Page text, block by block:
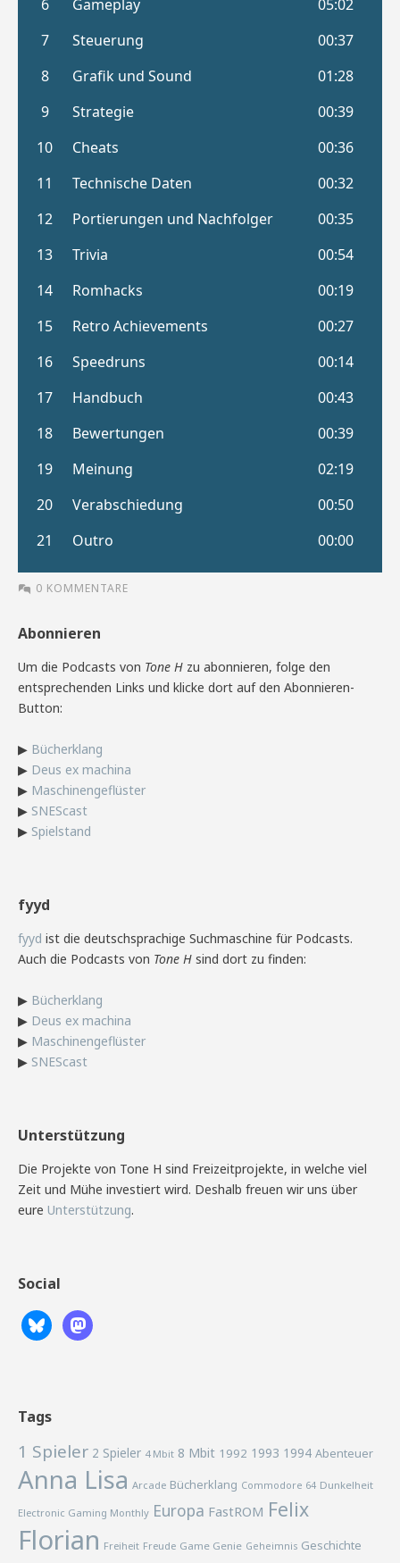
0 KOMMENTARE
Abonnieren
Um die Podcasts von Tone H zu abonnieren, folge den
entsprechenden Links und klicke dort auf den Abonnieren-
Button:
▶ Bücherklang
▶ Deus ex machina
▶ Maschinengeflüster
▶ SNEScast
▶ Spielstand
fyyd
fyyd ist die deutschsprachige Suchmaschine für Podcasts.
Auch die Podcasts von Tone H sind dort zu finden:
▶ Bücherklang
▶ Deus ex machina
▶ Maschinengeflüster
▶ SNEScast
Unterstützung
Die Projekte von Tone H sind Freizeitprojekte, in welche viel
Zeit und Mühe investiert wird. Deshalb freuen wir uns über
eure Unterstützung.
Social
Tags
1 Spieler 2 Spieler 4 Mbit 8 Mbit 1992 1993 1994 Abenteuer
Anna Lisa Arcade Bücherklang Commodore 64 Dunkelheit
Electronic Gaming Monthly Europa FastROM Felix
Florian Freiheit Freude Game Genie Geheimnis Geschichte